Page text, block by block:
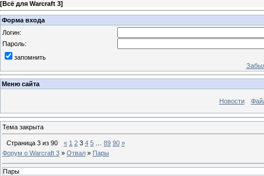
[Всё для Warcraft 3]
Форма входа
Логин:
Пароль:
запомнить
Меню сайта
Новости
Тема закрыта
Страница 3 из 90 « 1 2 3 4 5 89 90 »
Форум о Warcraft 3 » Отвал » Пары
Пары